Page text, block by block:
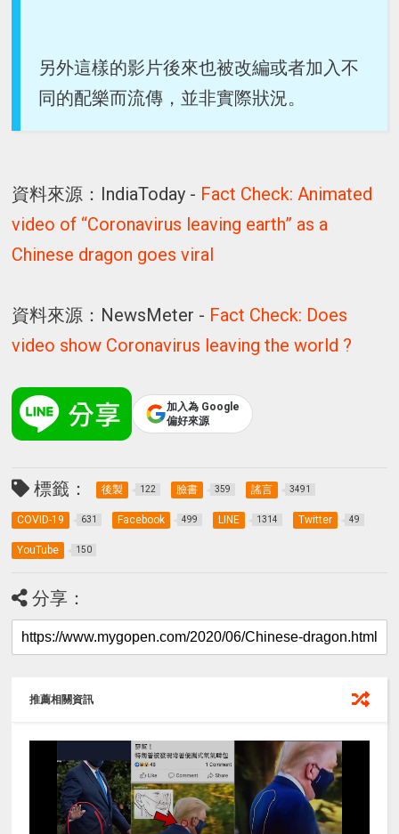
另外這樣的影片後來也被改編或者加入不
同的配樂而流傳，並非實際狀況。
資料來源：IndiaToday - Fact Check: Animated
video of “Coronavirus leaving earth” as a
Chinese dragon goes viral
資料來源：NewsMeter - Fact Check: Does
video show Coronavirus leaving the world ?
加入為 Google
偏好來源
標籤： 後製 122 臉書 359 謠言 3491
COVID-19 631 Facebook 499 LINE 1314 Twitter 49
YouTube 150
分享：
推薦相關資訊